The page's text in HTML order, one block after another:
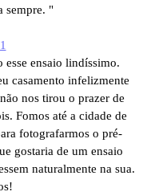
sempre. "
esse ensaio lindíssimo.
casamento infelizmente
nos tirou o prazer de
Fomos até a cidade de
fotografarmos o pré-
gostaria de um ensaio
naturalmente na sua.